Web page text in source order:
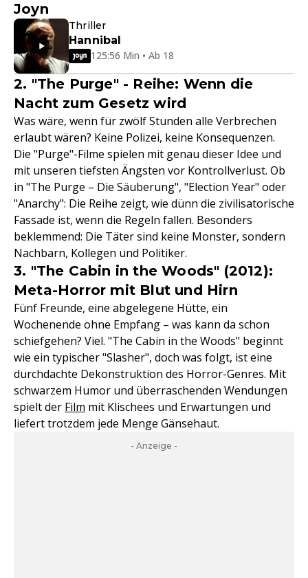
Joyn
Thriller
Hannibal
125:56 Min • Ab 18
2. "The Purge" - Reihe: Wenn die
Nacht zum Gesetz wird
Was wäre, wenn für zwölf Stunden alle Verbrechen
erlaubt wären? Keine Polizei, keine Konsequenzen.
Die "Purge"-Filme spielen mit genau dieser Idee und
mit unseren tiefsten Ängsten vor Kontrollverlust. Ob
in "The Purge – Die Säuberung", "Election Year" oder
"Anarchy": Die Reihe zeigt, wie dünn die zivilisatorische
Fassade ist, wenn die Regeln fallen. Besonders
beklemmend: Die Täter sind keine Monster, sondern
Nachbarn, Kollegen und Politiker.
3. "The Cabin in the Woods" (2012):
Meta-Horror mit Blut und Hirn
Fünf Freunde, eine abgelegene Hütte, ein
Wochenende ohne Empfang – was kann da schon
schiefgehen? Viel. "The Cabin in the Woods" beginnt
wie ein typischer "Slasher", doch was folgt, ist eine
durchdachte Dekonstruktion des Horror-Genres. Mit
schwarzem Humor und überraschenden Wendungen
spielt der Film mit Klischees und Erwartungen und
liefert trotzdem jede Menge Gänsehaut.
- Anzeige -